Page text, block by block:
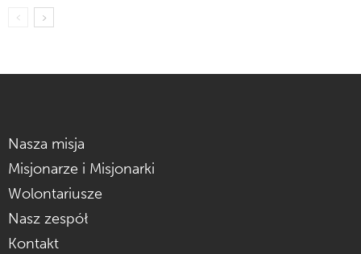
Nasza misja
Misjonarze i Misjonarki
Wolontariusze
Nasz zespół
Kontakt